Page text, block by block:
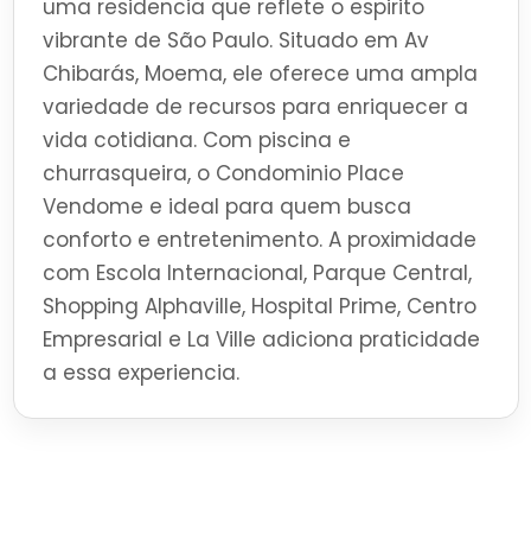
uma residencia que reflete o espirito
vibrante de São Paulo. Situado em Av
Chibarás, Moema, ele oferece uma ampla
variedade de recursos para enriquecer a
vida cotidiana. Com piscina e
churrasqueira, o Condominio Place
Vendome e ideal para quem busca
conforto e entretenimento. A proximidade
com Escola Internacional, Parque Central,
Shopping Alphaville, Hospital Prime, Centro
Empresarial e La Ville adiciona praticidade
a essa experiencia.